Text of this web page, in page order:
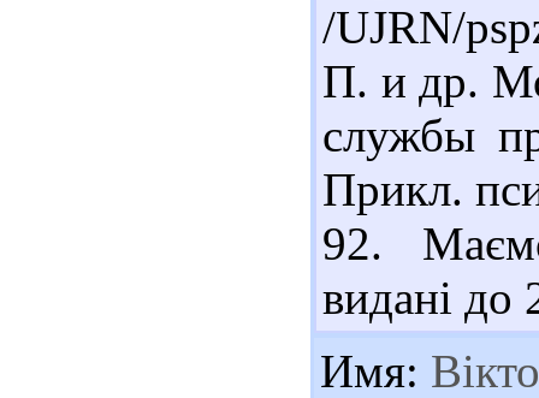
/UJRN/
П. и др.
службы
Прикл.
92.
видані до
Имя: